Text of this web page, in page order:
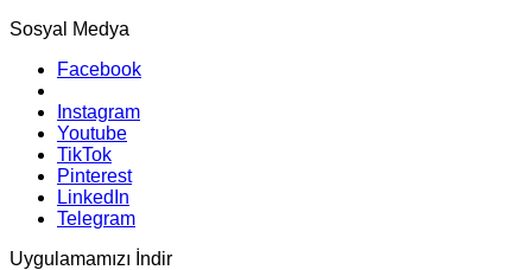
Sosyal Medya
Facebook
Instagram
Youtube
TikTok
Pinterest
LinkedIn
Telegram
Uygulamamızı İndir